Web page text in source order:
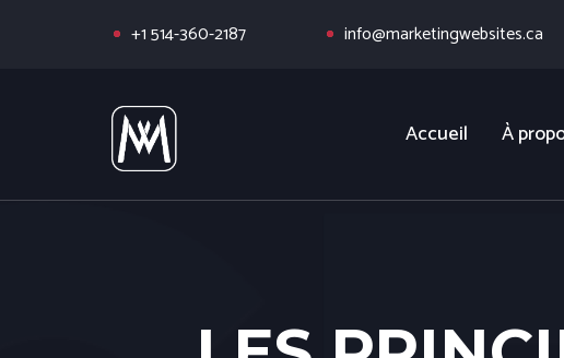
+1 514-360-2187 info@marketingwebsites.ca
Accueil À